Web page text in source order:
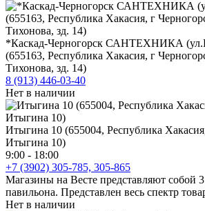
*Каскад-Черногорск САНТЕХНИКА
(655163, Республика Хакасия, г
Тихонова, зд. 14)
8 (913) 446-03-40
Нет в наличии
Итыгина 10 (655004, Республика
Итыгина 10)
9:00 - 18:00
+7 (3902) 305-785, 305-865
Магазины на Весте представляют собой
павильона. Представлен весь спектр
Нет в наличии